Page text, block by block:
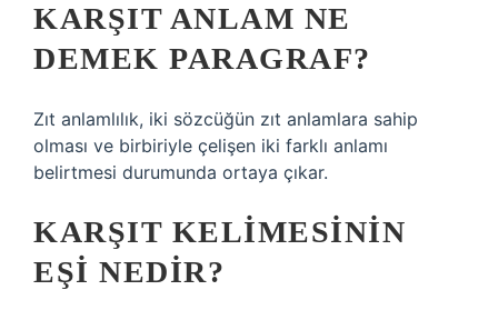
KARŞIT ANLAM NE
DEMEK PARAGRAF?
Zıt anlamlılık, iki sözcüğün zıt anlamlara sahip
olması ve birbiriyle çelişen iki farklı anlamı
belirtmesi durumunda ortaya çıkar.
KARŞIT KELIMESININ
EŞI NEDIR?